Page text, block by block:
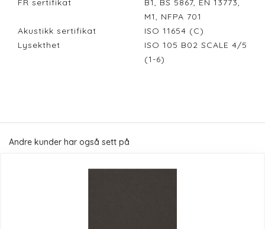
FR sertifikat
B1, BS 5867, EN 13773,
M1, NFPA 701
Akustikk sertifikat
ISO 11654 (C)
Lysekthet
ISO 105 B02 SCALE 4/5
(1-6)
Andre kunder har også sett på